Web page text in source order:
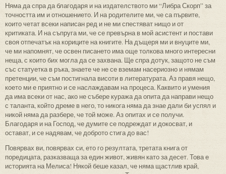
Няма да спра да благодаря и на издателството ми “Либра Скорп” за
точността им и отношението. И на родителите ми, че са първите,
които четат всеки написан ред и не ми спестяват нищо и от
критиката. И на съпруга ми, че се превърна в мой асистент и постави
своя отпечатък на кориците на книгите. На дъщеря ми и внуците ми,
че ми напомнят, че освен писането има още толкова много интересни
неща, с които бих могла да се захвана. Ще спра дотук, защото не съм
със статуетка в ръка, знаете че не се вземам насериозно и нямам
претенции, че съм постигнала висоти в литературата. Аз правя нещо,
което ми е приятно и се наслаждавам на процеса. Каквито и умения
да има всеки от нас, ако не събере куража да опита да направи нещо
с таланта, който дреме в него, то никога няма да знае дали би успял и
никой няма да разбере, че той може. Аз опитах и се получи.
Благодаря и на Господ, че думите се подреждат и докосват, и
остават, и се надявам, че доброто стига до вас!
Повярвах ви, повярвах си, ето го резултата, третата книга от
поредицата, разказваща за един живот, живян като за десет. Това е
историята на Мелиса! Някой беше казал, че няма щастлив край,